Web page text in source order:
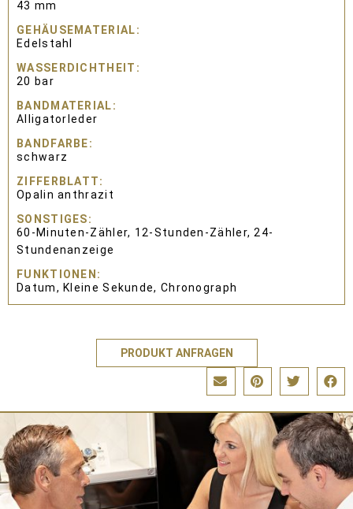
43 mm
GEHÄUSEMATERIAL
Edelstahl
WASSERDICHTHEIT
20 bar
BANDMATERIAL
Alligatorleder
BANDFARBE
schwarz
ZIFFERBLATT
Opalin anthrazit
SONSTIGES
60-Minuten-Zähler, 12-Stunden-Zähler, 24-
Stundenanzeige
FUNKTIONEN
Datum, Kleine Sekunde, Chronograph
PRODUKT ANFRAGEN